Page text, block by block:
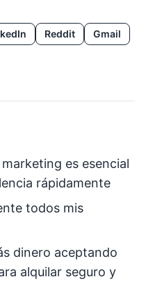
Reddit
Gmail
es esencial
rápidamente
todos mis
dinero aceptando
alquilar seguro y